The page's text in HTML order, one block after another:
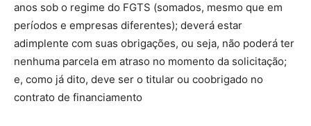
anos sob o regime do FGTS (somados, mesmo que em
períodos e empresas diferentes); deverá estar
adimplente com suas obrigações, ou seja, não poderá ter
nenhuma parcela em atraso no momento da solicitação;
e, como já dito, deve ser o titular ou coobrigado no
contrato de financiamento